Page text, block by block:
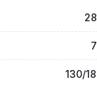
130/